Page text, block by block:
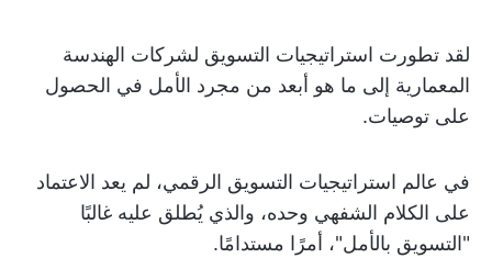
لقد تطورت استراتيجيات التسويق لشركات الهندسة
المعمارية إلى ما هو أبعد من مجرد الأمل في الحصول
على توصيات.
في عالم استراتيجيات التسويق الرقمي، لم يعد الاعتماد
على الكلام الشفهي وحده، والذي يُطلق عليه غالبًا
"التسويق بالأمل"، أمرًا مستدامًا.